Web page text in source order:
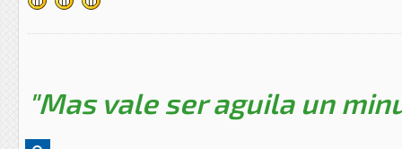
"Mas vale ser aguila un